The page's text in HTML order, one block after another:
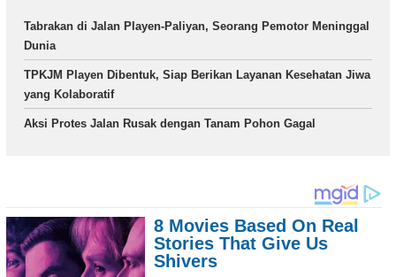
Tabrakan di Jalan Playen-Paliyan, Seorang Pemotor Meninggal
Dunia
TPKJM Playen Dibentuk, Siap Berikan Layanan Kesehatan Jiwa
yang Kolaboratif
Aksi Protes Jalan Rusak dengan Tanam Pohon Gagal